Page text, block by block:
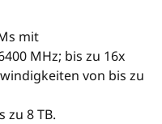
und
zur Reduzierung
bietet.
mit
MHz; bis zu 16x
von bis zu
zu 8 TB.